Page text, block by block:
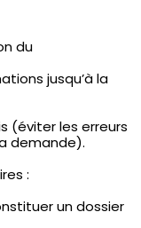
du
jusqu’à la
(éviter les erreurs
demande).
:
un dossier